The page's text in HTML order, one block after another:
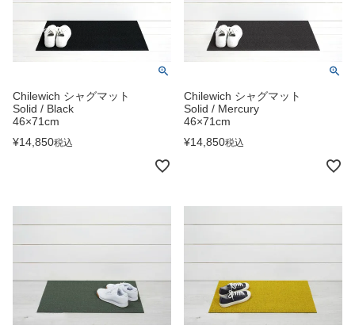
Chilewich シャグマット
Solid / Black
46×71cm
¥14,850税込
Chilewich シャグマット
Solid / Mercury
46×71cm
¥14,850税込